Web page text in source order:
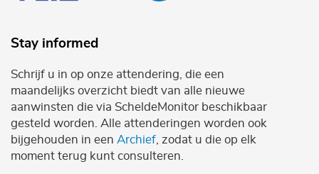
Stay informed
Schrijf u in op onze attendering, die een
maandelijks overzicht biedt van alle nieuwe
aanwinsten die via ScheldeMonitor beschikbaar
gesteld worden. Alle attenderingen worden ook
bijgehouden in een Archief , zodat u die op elk
moment terug kunt consulteren.